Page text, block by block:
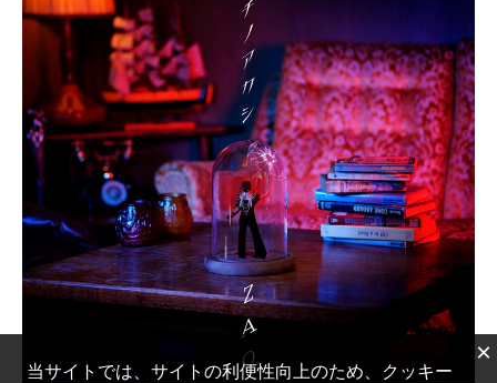
×
当サイトでは、サイトの利便性向上のため、クッキー